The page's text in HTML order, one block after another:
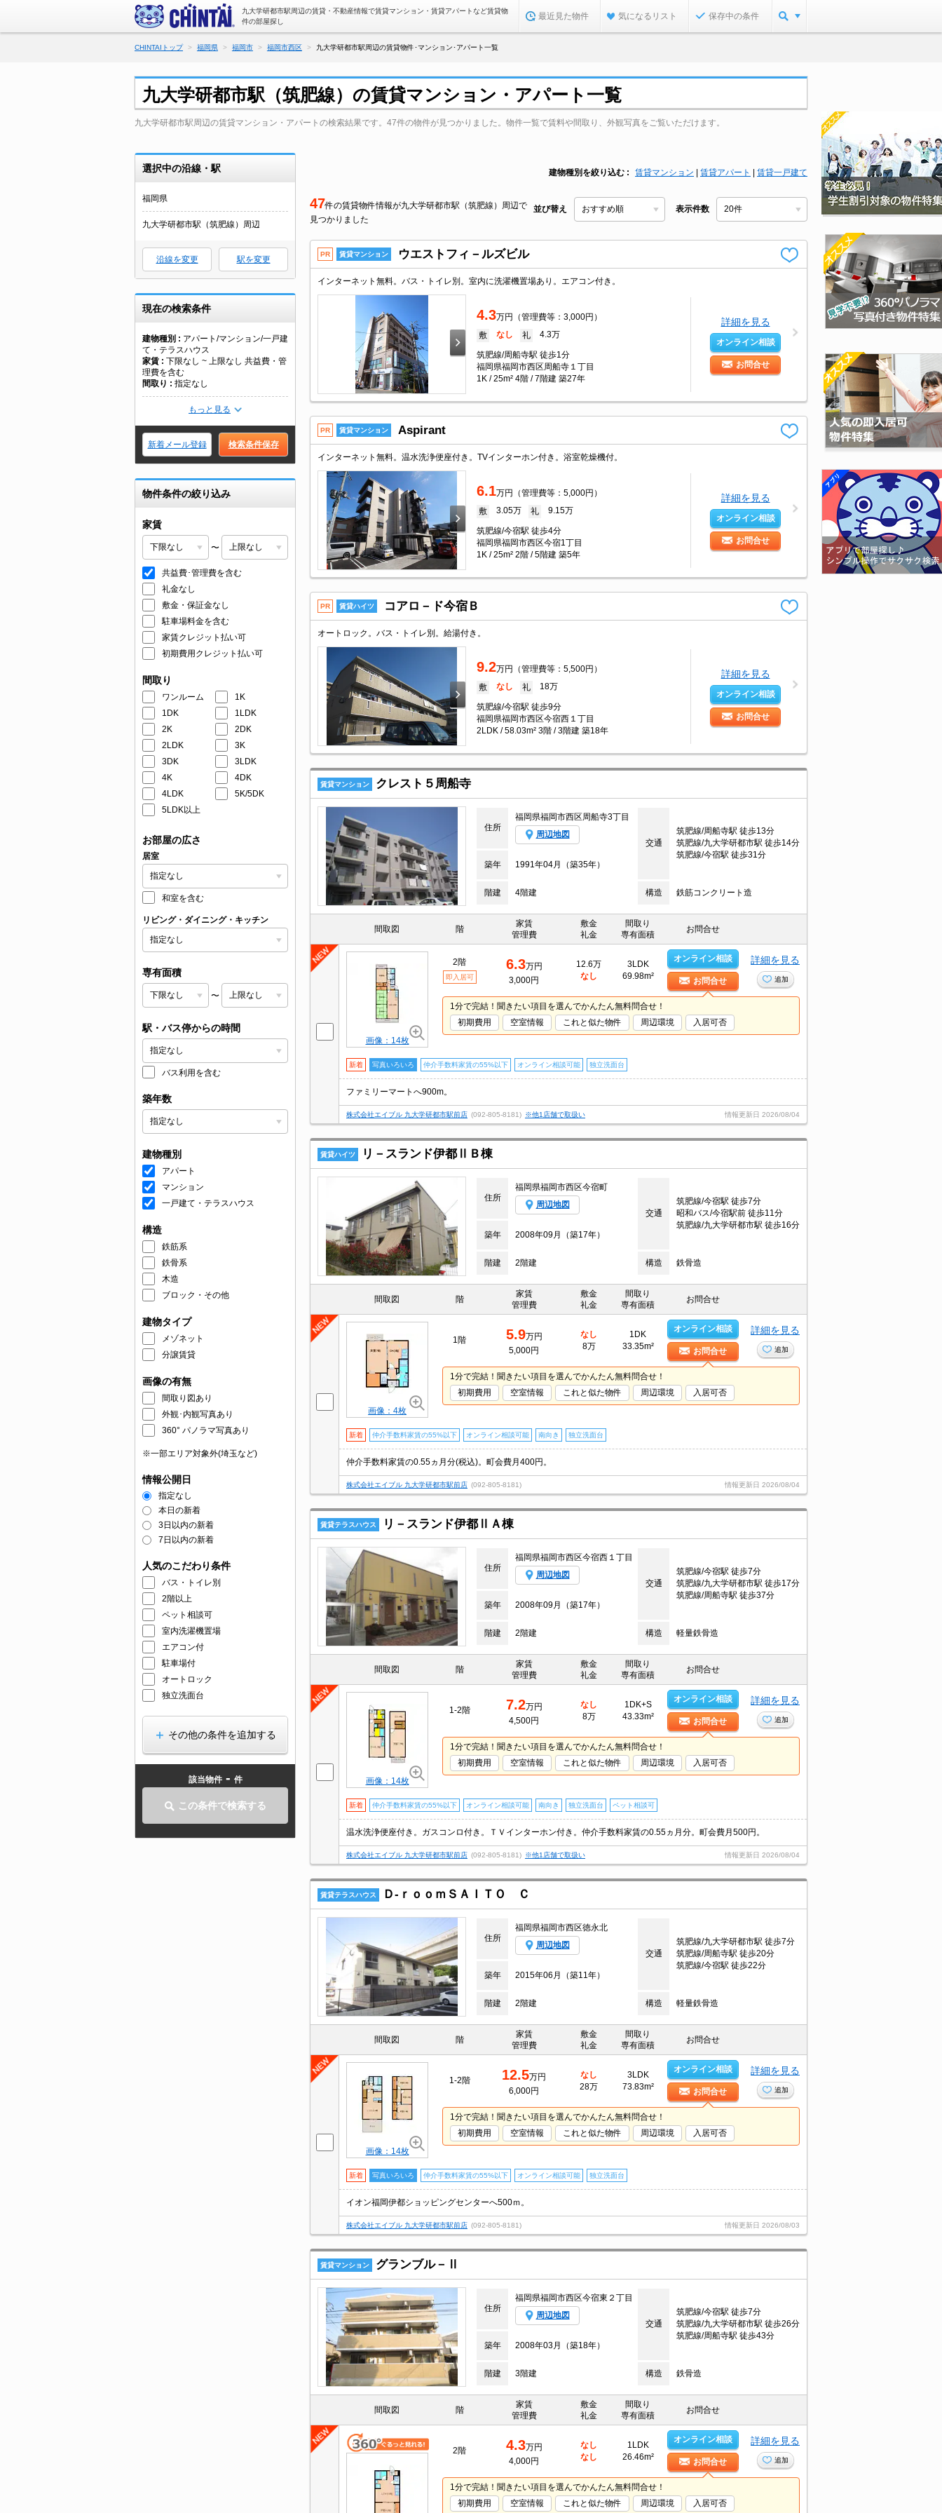
九大学研都市駅周辺の賃貸・不動産情報で賃貸マンション・賃貸アパートなど賃貸物
件の部屋探し
最近見た物件 気になるリスト 保存中の条件
CHINTAIトップ 福岡県 福岡市 福岡市西区 九大学研都市駅周辺の賃貸物件･マンション･アパート一覧
九大学研都市駅（筑肥線）の賃貸マンション・アパート一覧
九大学研都市駅周辺の賃貸マンション・アパートの検索結果です。47件の物件が見つかりました。物件一覧で賃料や間取り、外観写真をご覧いただけます。
選択中の沿線・駅
福岡県
九大学研都市駅（筑肥線）周辺
沿線を変更 駅を変更
現在の検索条件
建物種別
アパート/マンション/一戸建
て・テラスハウス
家賃
下限なし ~ 上限なし 共益費・管
理費を含む
間取り
指定なし
もっと見る
新着メール登録 検索条件保存
物件条件の絞り込み
家賃
〜
共益費･管理費を含む
礼金なし
敷金・保証金なし
駐車場料金を含む
家賃クレジット払い可
初期費用クレジット払い可
間取り
ワンルーム
1K
1DK
1LDK
2K
2DK
2LDK
3K
3DK
3LDK
4K
4DK
4LDK
5K/5DK
5LDK以上
お部屋の広さ
居室
和室を含む
リビング・ダイニング・キッチン
専有面積
〜
駅・バス停からの時間
バス利用を含む
築年数
建物種別
アパート
マンション
一戸建て・テラスハウス
構造
鉄筋系
鉄骨系
木造
ブロック・その他
建物タイプ
メゾネット
分譲賃貸
画像の有無
間取り図あり
外観･内観写真あり
360° パノラマ写真あり
※一部エリア対象外(埼玉など)
情報公開日
指定なし
本日の新着
3日以内の新着
7日以内の新着
人気のこだわり条件
バス・トイレ別
2階以上
ペット相談可
室内洗濯機置場
エアコン付
駐車場付
オートロック
独立洗面台
その他の条件を追加する
該当物件 - 件
この条件で検索する
建物種別を絞り込む 賃貸マンション 賃貸アパート 賃貸一戸建て
47件の賃貸物件情報が九大学研都市駅（筑肥線）周辺で
見つかりました
並び替え 表示件数
PR 賃貸マンション ウエストフィ－ルズビル
インターネット無料。バス・トイレ別。室内に洗濯機置場あり。エアコン付き。
4.3万円（管理費等：3,000円）
敷 なし 礼 4.3万
筑肥線/周船寺駅 徒歩1分
福岡県福岡市西区周船寺１丁目
1K / 25m² 4階 / 7階建 築27年
詳細を見る
オンライン相談
お問合せ
PR 賃貸マンション Aspirant
インターネット無料。温水洗浄便座付き。TVインターホン付き。浴室乾燥機付。
6.1万円（管理費等：5,000円）
敷 3.05万 礼 9.15万
筑肥線/今宿駅 徒歩4分
福岡県福岡市西区今宿1丁目
1K / 25m² 2階 / 5階建 築5年
詳細を見る
オンライン相談
お問合せ
PR 賃貸ハイツ コアロ－ド今宿Ｂ
オートロック。バス・トイレ別。給湯付き。
9.2万円（管理費等：5,500円）
敷 なし 礼 18万
筑肥線/今宿駅 徒歩9分
福岡県福岡市西区今宿西１丁目
2LDK / 58.03m² 3階 / 3階建 築18年
詳細を見る
オンライン相談
お問合せ
賃貸マンション クレスト５周船寺
住所
福岡県福岡市西区周船寺3丁目
周辺地図
交通
筑肥線/周船寺駅 徒歩13分
筑肥線/九大学研都市駅 徒歩14分
筑肥線/今宿駅 徒歩31分
築年
1991年04月（築35年）
階建 4階建 構造 鉄筋コンクリート造
間取図 階
家賃
管理費
敷金
礼金
間取り
専有面積
お問合せ
画像：14枚
2階
即入居可
6.3万円
3,000円
12.6万
なし
3LDK
69.98m²
オンライン相談
お問合せ
詳細を見る
追加
1分で完結！聞きたい項目を選んでかんたん無料問合せ！
初期費用
空室情報 これと似た物件 周辺環境 入居可否
新着 写真いろいろ 仲介手数料家賃の55%以下 オンライン相談可能 独立洗面台
ファミリーマートへ900m。
株式会社エイブル 九大学研都市駅前店 (092-805-8181) ※他1店舗で取扱い 情報更新日 2026/08/04
賃貸ハイツ リ－スランド伊都ⅡＢ棟
住所
福岡県福岡市西区今宿町
周辺地図
交通
筑肥線/今宿駅 徒歩7分
昭和バス/今宿駅前 徒歩11分
筑肥線/九大学研都市駅 徒歩16分
築年
2008年09月（築17年）
階建 2階建 構造 鉄骨造
間取図 階
家賃
管理費
敷金
礼金
間取り
専有面積
お問合せ
画像：4枚
1階 5.9万円
5,000円
なし
8万
1DK
33.35m²
オンライン相談
お問合せ
詳細を見る
追加
1分で完結！聞きたい項目を選んでかんたん無料問合せ！
初期費用
空室情報 これと似た物件 周辺環境 入居可否
新着 仲介手数料家賃の55%以下 オンライン相談可能 南向き 独立洗面台
仲介手数料家賃の0.55ヵ月分(税込)。町会費月400円。
株式会社エイブル 九大学研都市駅前店 (092-805-8181) 情報更新日 2026/08/04
賃貸テラスハウス リ－スランド伊都ⅡＡ棟
住所
福岡県福岡市西区今宿西１丁目
周辺地図
交通
筑肥線/今宿駅 徒歩7分
筑肥線/九大学研都市駅 徒歩17分
筑肥線/周船寺駅 徒歩37分
築年
2008年09月（築17年）
階建 2階建 構造 軽量鉄骨造
間取図 階
家賃
管理費
敷金
礼金
間取り
専有面積
お問合せ
画像：14枚
1-2階 7.2万円
4,500円
なし
8万
1DK+S
43.33m²
オンライン相談
お問合せ
詳細を見る
追加
1分で完結！聞きたい項目を選んでかんたん無料問合せ！
初期費用
空室情報 これと似た物件 周辺環境 入居可否
新着 仲介手数料家賃の55%以下 オンライン相談可能 南向き 独立洗面台 ペット相談可
温水洗浄便座付き。ガスコンロ付き。ＴＶインターホン付き。仲介手数料家賃の0.55ヵ月分。町会費月500円。
株式会社エイブル 九大学研都市駅前店 (092-805-8181) ※他1店舗で取扱い 情報更新日 2026/08/04
賃貸テラスハウス Ｄ-ｒｏｏｍＳＡＩＴＯ Ｃ
住所
福岡県福岡市西区徳永北
周辺地図
交通
筑肥線/九大学研都市駅 徒歩7分
筑肥線/周船寺駅 徒歩20分
筑肥線/今宿駅 徒歩22分
築年
2015年06月（築11年）
階建 2階建 構造 軽量鉄骨造
間取図 階
家賃
管理費
敷金
礼金
間取り
専有面積
お問合せ
画像：14枚
1-2階 12.5万円
6,000円
なし
28万
3LDK
73.83m²
オンライン相談
お問合せ
詳細を見る
追加
1分で完結！聞きたい項目を選んでかんたん無料問合せ！
初期費用
空室情報 これと似た物件 周辺環境 入居可否
新着 写真いろいろ 仲介手数料家賃の55%以下 オンライン相談可能 独立洗面台
イオン福岡伊都ショッピングセンターへ500ｍ。
株式会社エイブル 九大学研都市駅前店 (092-805-8181) 情報更新日 2026/08/03
賃貸マンション グランブル－Ⅱ
住所
福岡県福岡市西区今宿東２丁目
周辺地図
交通
筑肥線/今宿駅 徒歩7分
筑肥線/九大学研都市駅 徒歩26分
筑肥線/周船寺駅 徒歩43分
築年
2008年03月（築18年）
階建 3階建 構造 鉄骨造
間取図 階
家賃
管理費
敷金
礼金
間取り
専有面積
お問合せ
2階 4.3万円
4,000円
なし
なし
1LDK
26.46m²
オンライン相談
お問合せ
詳細を見る
追加
1分で完結！聞きたい項目を選んでかんたん無料問合せ！
初期費用
空室情報 これと似た物件 周辺環境 入居可否